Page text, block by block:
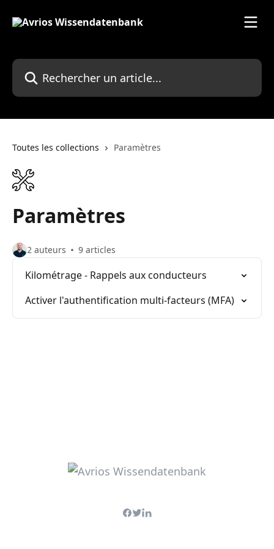
Rechercher un article...
Toutes les collections Paramètres
Paramètres
2 auteurs 9 articles
Kilométrage - Rappels aux conducteurs
Activer l'authentification multi-facteurs (MFA)